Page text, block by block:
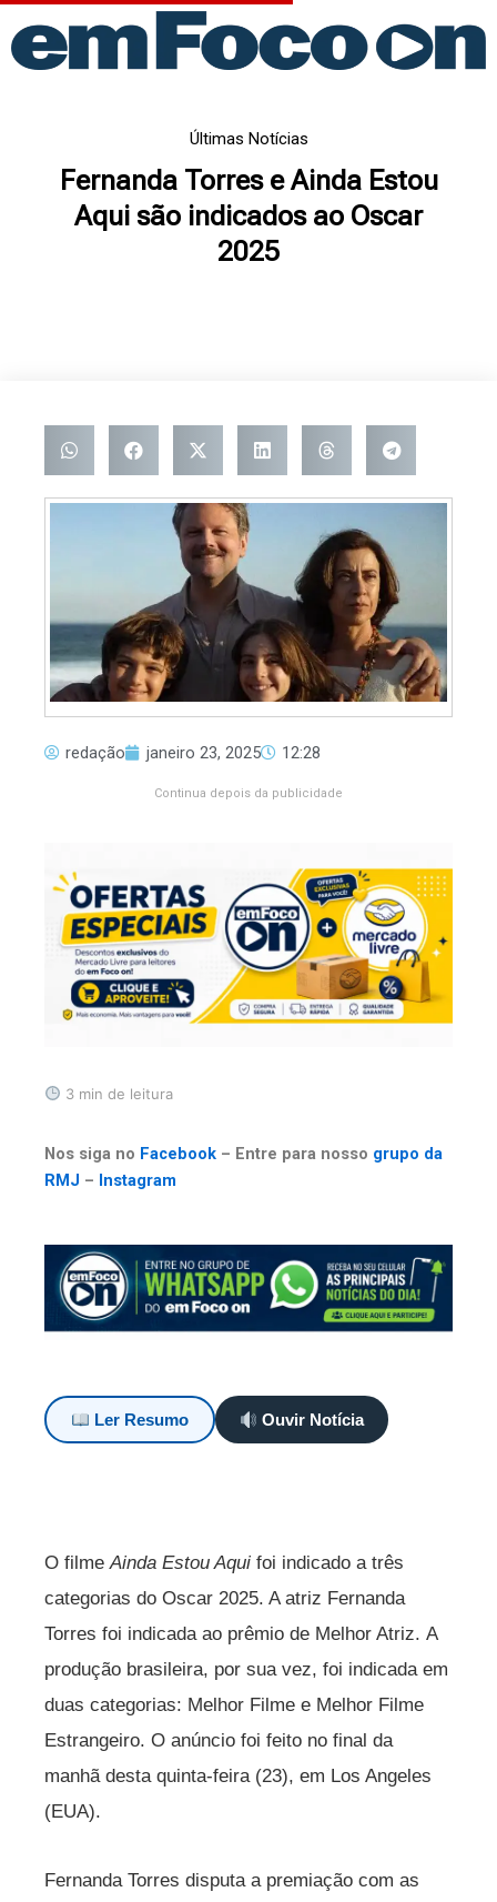
para
Últimas Notícias
Fernanda Torres e Ainda Estou
Aqui são indicados ao Oscar
2025
redação janeiro 23, 2025 12:28
Continua depois da publicidade
3 min de leitura
Nos siga no Facebook – Entre para nosso grupo da
RMJ – Instagram
Ler Resumo Ouvir Notícia
O filmeAinda Estou Aqui foi indicado a três
categorias do Oscar 2025. A atriz Fernanda
Torres foi indicada ao prêmio de Melhor Atriz. A
produção brasileira, por sua vez, foi indicada em
duas categorias: Melhor Filme e Melhor Filme
Estrangeiro. O anúncio foi feito no final da
manhã desta quinta-feira (23), em Los Angeles
(EUA).
Fernanda Torres disputa a premiação com as